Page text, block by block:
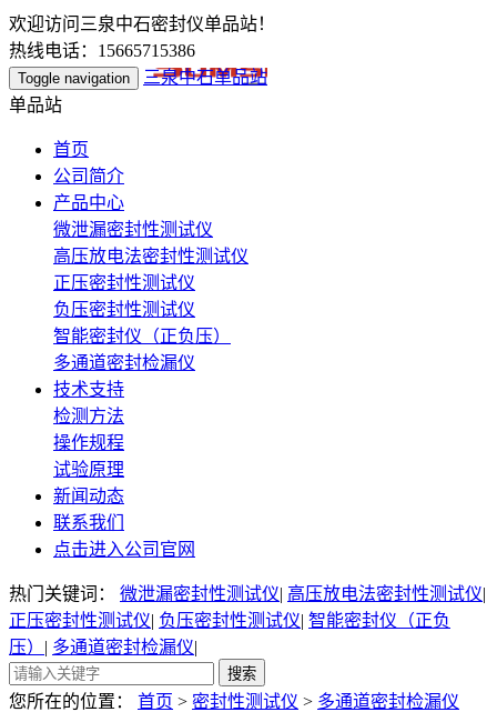
欢迎访问三泉中石密封仪单品站！
热线电话：15665715386
Toggle navigation
三泉中石单品站
单品站
首页
公司简介
产品中心
微泄漏密封性测试仪
高压放电法密封性测试仪
正压密封性测试仪
负压密封性测试仪
智能密封仪（正负压）
多通道密封检漏仪
技术支持
检测方法
操作规程
试验原理
新闻动态
联系我们
点击进入公司官网
热门关键词： 微泄漏密封性测试仪| 高压放电法密封性测试仪|
正压密封性测试仪| 负压密封性测试仪| 智能密封仪（正负
压） | 多通道密封检漏仪|
您所在的位置： 首页 > 密封性测试仪 > 多通道密封检漏仪